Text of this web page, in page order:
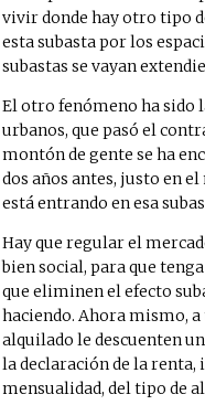
vivir donde hay otro tipo
esta subasta por los
subastas se vayan
El otro fenómeno ha sido
urbanos, que pasó el
montón de gente se ha
dos años antes, justo en
está entrando en esa
Hay que regular el
bien social, para que
que eliminen el efecto
haciendo. Ahora mismo,
alquilado le descuenten
la declaración de la
mensualidad, del tipo de